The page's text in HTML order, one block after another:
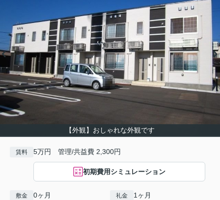
【外観】おしゃれな外観です
賃料 5万円 管理/共益費 2,300円
初期費用シミュレーション
敷金 0ヶ月 礼金 1ヶ月